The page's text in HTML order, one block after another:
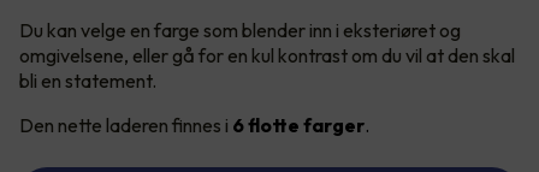
Du kan velge en farge som blender inn i eksteriøret og
omgivelsene, eller gå for en kul kontrast om du vil at den skal
bli en statement.
Den nette laderen finnes i 6 flotte farger.